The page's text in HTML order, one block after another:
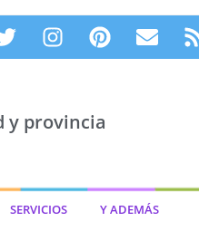
y provincia
SERVICIOS Y ADEMÁS